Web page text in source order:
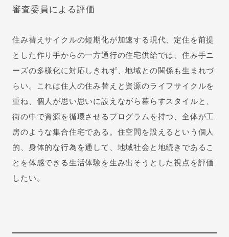
審査委員による評価
住み替えサイクルの短期化が加速する現代、定住を前提
とした作り手からの一方通行の住宅供給では、住み手ニ
ーズの多様化に対応しきれず、地域との関係も生まれづ
らい。これは住人の住み替えと資源のライフサイクルを
重ね、個人が思い思いに設えながら暮らすスタイルと、
街の中で資源を循環させるプログラムを持つ、全体が工
房のような集合住宅である。住空間を設えるという個人
的、身体的な行為を通して、地域社会と地続きであるこ
とを体感できる生活体験を生み出そうとした視点を評価
したい。